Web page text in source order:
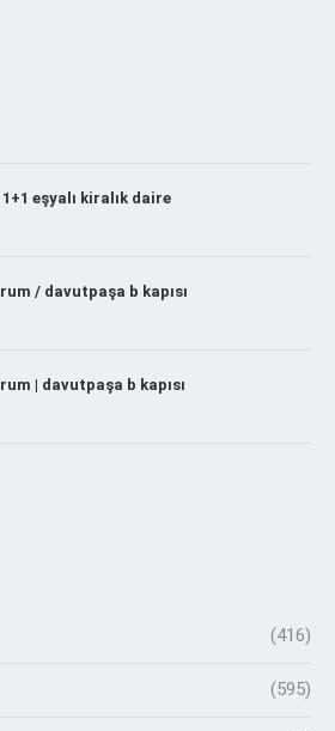
eşyalı kiralık daire
/ davutpaşa b kapısı
| davutpaşa b kapısı
(416)
(595)